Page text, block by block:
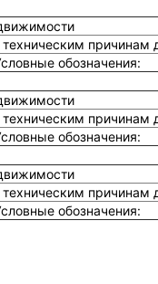
причинам
обозначения:
причинам
обозначения:
причинам
обозначения: